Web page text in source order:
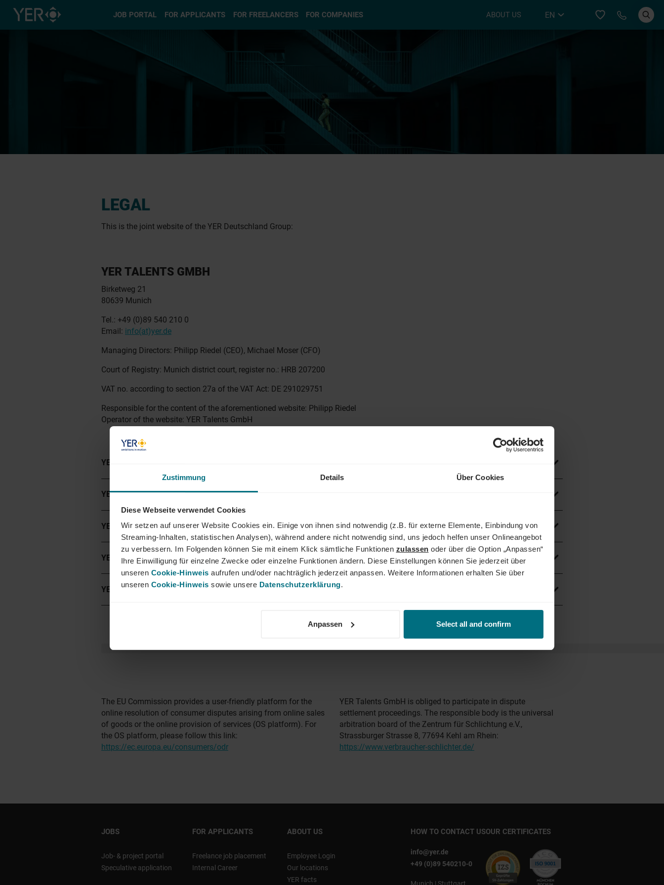
Zustimmung Details Über Cookies
Diese Webseite verwendet Cookies
Wir setzen auf unserer Website Cookies ein. Einige von ihnen sind notwendig (z.B. für externe Elemente, Einbindung von
Streaming-Inhalten, statistischen Analysen), während andere nicht notwendig sind, uns jedoch helfen unser Onlineangebot
zu verbessern. Im Folgenden können Sie mit einem Klick sämtliche Funktionen zulassen oder über die Option „Anpassen“
Ihre Einwilligung für einzelne Zwecke oder einzelne Funktionen ändern. Diese Einstellungen können Sie jederzeit über
unseren Cookie-Hinweis aufrufen und/oder nachträglich jederzeit anpassen. Weitere Informationen erhalten Sie über
unseren Cookie-Hinweis sowie unsere Datenschutzerklärung.
Anpassen Select all and confirm
JOB PORTAL FOR APPLICANTS FOR FREELANCERS FOR COMPANIES ABOUT US EN Call YER
Select type
LEGAL
This is the joint website of the YER Deutschland Group:
YER TALENTS GMBH
Birketweg 21
80639 Munich
Tel.: +49 (0)89 540 210 0
Email: info(at)yer.de
Managing Directors: Philipp Riedel (CEO), Michael Moser (CFO)
Court of Registry: Munich district court, register no.: HRB 207200
VAT no. according to section 27a of the VAT Act: DE 291029751
Responsible for the content of the aforementioned website: Philipp Riedel
Operator of the website: YER Talents GmbH
YER EXPERTS GMBH
YER STAFFING GMBH
YER PROJECTS GMBH
YER AGRITECH GMBH
YER SERVICE GMBH
The EU Commission provides a user-friendly platform for the
online resolution of consumer disputes arising from online sales
of goods or the online provision of services (OS platform). For
the OS platform, please follow this link:
https://ec.europa.eu/consumers/odr
YER Talents GmbH is obliged to participate in dispute
settlement proceedings. The responsible body is the universal
arbitration board of the Zentrum für Schlichtung e.V.,
Strassburger Strasse 8, 77694 Kehl am Rhein:
https://www.verbraucher-schlichter.de/
JOBS
Job- & project portal
Speculative application
FOR APPLICANTS
Freelance job placement
Internal Career
ABOUT US
Employee Login
Our locations
YER facts
HOW TO CONTACT US
info@yer.de
+49 (0)89 540210-0
OUR CERTIFICATES